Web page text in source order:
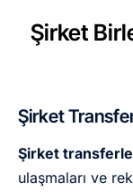
Şirket
Şirket
Şirket
ulaşmaları ve